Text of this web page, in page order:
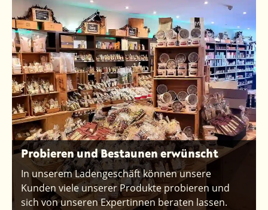
Probieren und Bestaunen erwünscht
In unserem Ladengeschäft können unsere
Kunden viele unserer Produkte probieren und
sich von unseren Expertinnen beraten lassen.